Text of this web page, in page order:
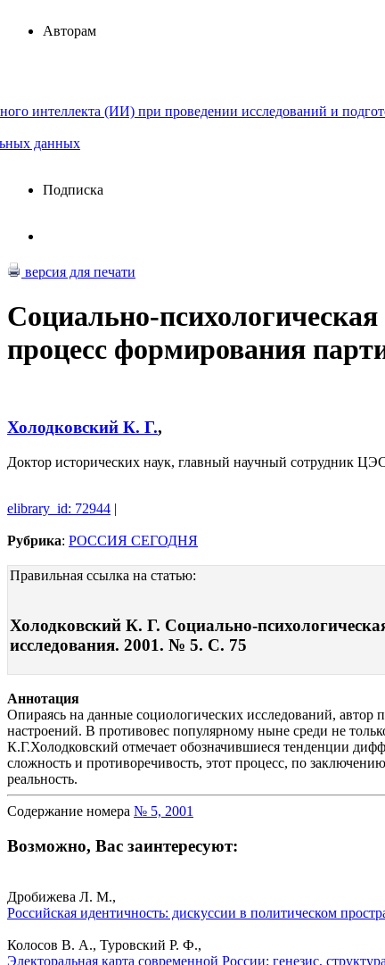
Авторам
интеллекта (ИИ) при проведении исследований и
данных
Подписка
версия для печати
Социально-
процесс формирования
Холодковский К. Г.,
Доктор исторических наук, главный научный
elibrary_id: 72944 |
Рубрика: РОССИЯ СЕГОДНЯ
Правильная ссылка на статью:
Холодковский К. Г. Социально-
исследования. 2001. № 5. С. 75
Аннотация
Опираясь на данные социологических исследований, автор
настроений. В противовес популярному ныне среди не
К.Г.Холодковский отмечает обозначившиеся тенденции
сложность и противоречивость, этот процесс, по
реальность.
Содержание номера № 5, 2001
Возможно, Вас заинтересуют:
Дробижева Л. М.,
Российская идентичность: дискуссии в политическом
Колосов В. А., Туровский Р. Ф.,
Электоральная карта современной России: генезис,